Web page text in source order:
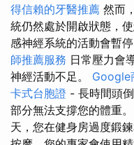
得信賴的牙醫推薦 然而
統仍然處於開啟狀態，
感神經系統的活動會暫停
師推薦服務 日常壓力會
神經活動不足。 Google
卡式台胞證 - 長時間頭
部分無法支撐您的體重。
天，您在健身房過度鍛